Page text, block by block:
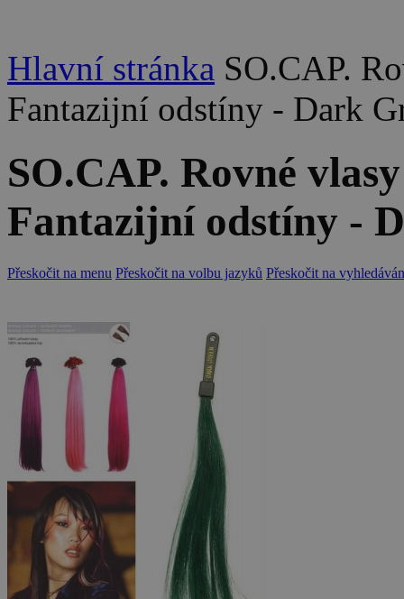
Hlavní stránka SO.CAP.
Fantazijní odstíny - Dark
SO.CAP. Rovné
Fantazijní odstíny -
Přeskočit na menu Přeskočit na volbu jazyků Přeskočit na